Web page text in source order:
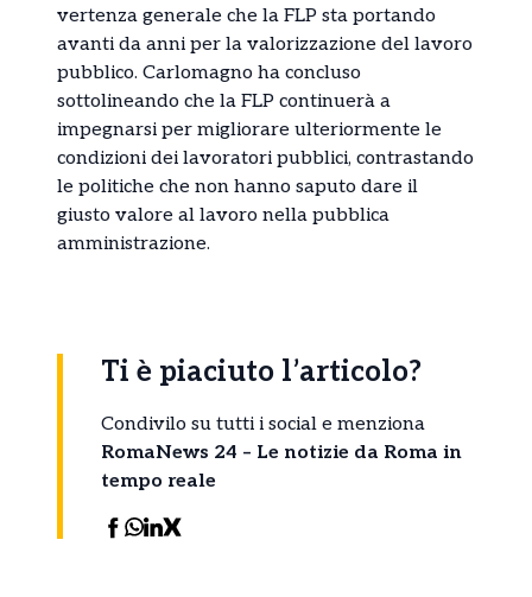
vertenza generale che la FLP sta portando
avanti da anni per la valorizzazione del lavoro
pubblico. Carlomagno ha concluso
sottolineando che la FLP continuerà a
impegnarsi per migliorare ulteriormente le
condizioni dei lavoratori pubblici, contrastando
le politiche che non hanno saputo dare il
giusto valore al lavoro nella pubblica
amministrazione.
Ti è piaciuto l’articolo?
Condivilo su tutti i social e menziona
RomaNews 24 – Le notizie da Roma in
tempo reale